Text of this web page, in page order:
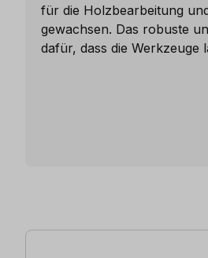
für die Holzbearbeitung
gewachsen. Das robuste
dafür, dass die Werkzeuge